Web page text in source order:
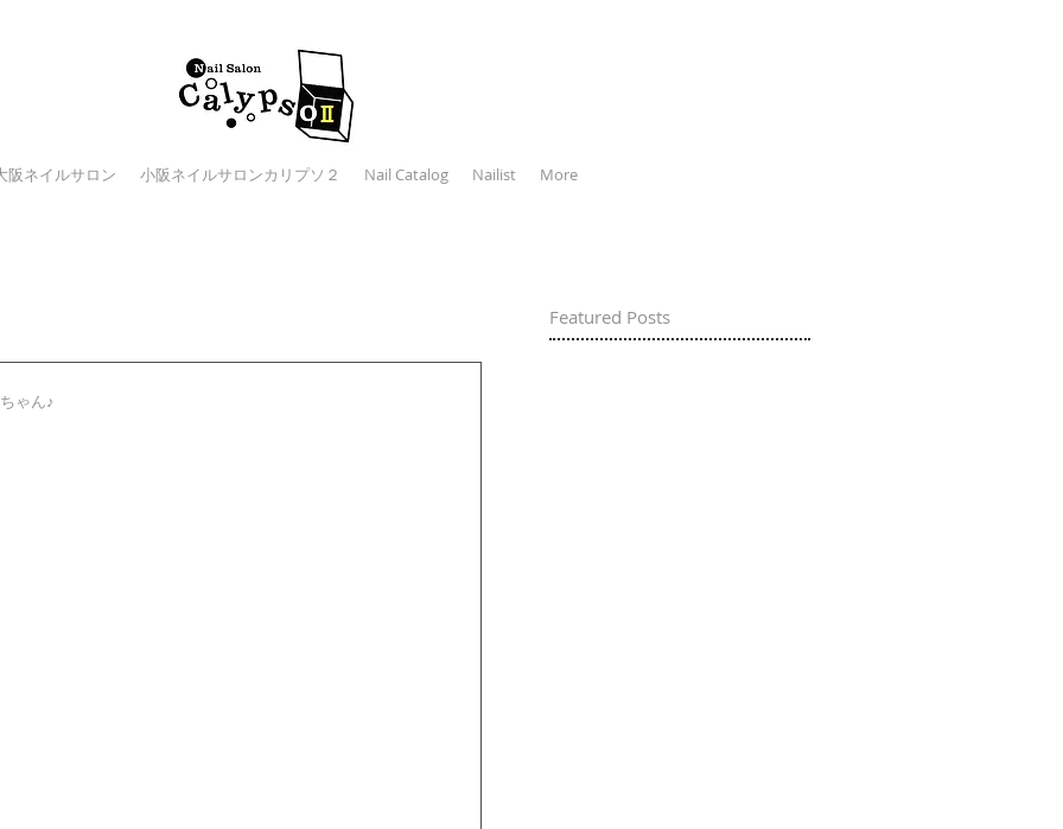
阪ネイルサロン 小阪ネイルサロンカリプソ２ Nail Catalog Nailist More
Featured Posts
ゃん♪